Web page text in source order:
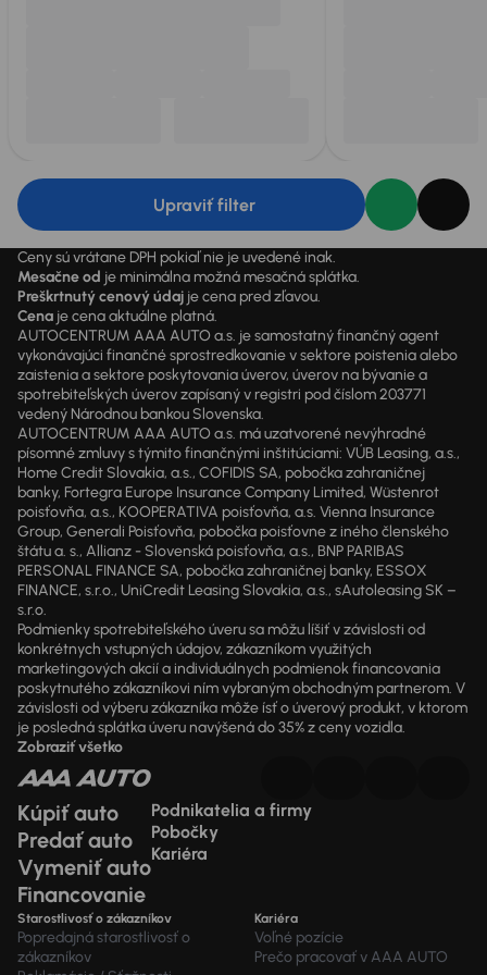
Upraviť filter
Ceny sú vrátane DPH pokiaľ nie je uvedené inak.
Mesačne od je minimálna možná mesačná splátka.
Preškrtnutý cenový údaj je cena pred zľavou.
Cena je cena aktuálne platná.
AUTOCENTRUM AAA AUTO a.s. je samostatný finančný agent
vykonávajúci finančné sprostredkovanie v sektore poistenia alebo
zaistenia a sektore poskytovania úverov, úverov na bývanie a
spotrebiteľských úverov zapísaný v registri pod číslom 203771
vedený Národnou bankou Slovenska.
AUTOCENTRUM AAA AUTO a.s. má uzatvorené nevýhradné
písomné zmluvy s týmito finančnými inštitúciami: VÚB Leasing, a.s.,
Home Credit Slovakia, a.s., COFIDIS SA, pobočka zahraničnej
banky, Fortegra Europe Insurance Company Limited, Wüstenrot
poisťovňa, a.s., KOOPERATIVA poisťovňa, a.s. Vienna Insurance
Group, Generali Poisťovňa, pobočka poisťovne z iného členského
štátu a. s., Allianz - Slovenská poisťovňa, a.s., BNP PARIBAS
PERSONAL FINANCE SA, pobočka zahraničnej banky, ESSOX
FINANCE, s.r.o., UniCredit Leasing Slovakia, a.s., sAutoleasing SK –
s.r.o.
Podmienky spotrebiteľského úveru sa môžu líšiť v závislosti od
konkrétnych vstupných údajov, zákazníkom využitých
marketingových akcií a individuálnych podmienok financovania
poskytnutého zákazníkovi ním vybraným obchodným partnerom. V
závislosti od výberu zákazníka môže ísť o úverový produkt, v ktorom
je posledná splátka úveru navýšená do 35% z ceny vozidla.
Zobraziť všetko
Kúpiť auto
Predať auto
Vymeniť auto
Financovanie
Podnikatelia a firmy
Pobočky
Kariéra
Starostlivosť o zákazníkov
Popredajná starostlivosť o
zákazníkov
Kariéra
Voľné pozície
Prečo pracovať v AAA AUTO